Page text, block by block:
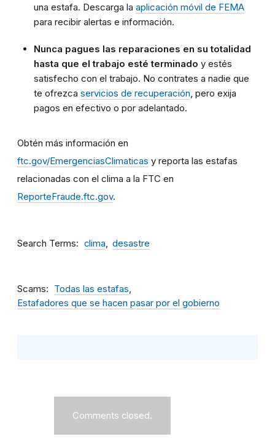
una estafa. Descarga la aplicación móvil de FEMA
para recibir alertas e información.
Nunca pagues las reparaciones en su totalidad
hasta que el trabajo esté terminado y estés
satisfecho con el trabajo. No contrates a nadie que
te ofrezca servicios de recuperación, pero exija
pagos en efectivo o por adelantado.
Obtén más información en
ftc.gov/EmergenciasClimaticas y reporta las estafas
relacionadas con el clima a la FTC en
ReporteFraude.ftc.gov.
Search Terms clima desastre
Scams
Todas las estafas
Estafadores que se hacen pasar por el gobierno
Comments closed.